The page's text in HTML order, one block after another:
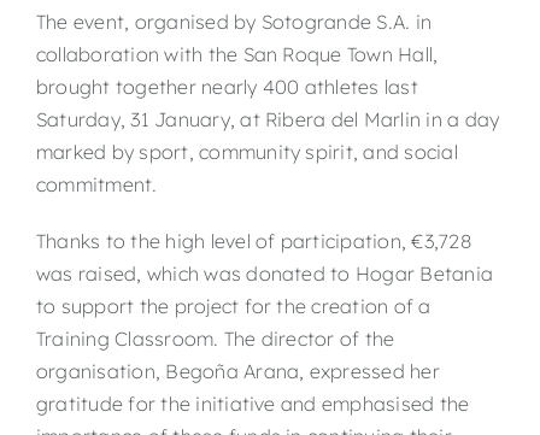
The event, organised by Sotogrande S.A. in
collaboration with the San Roque Town Hall,
brought together nearly 400 athletes last
Saturday, 31 January, at Ribera del Marlin in a day
marked by sport, community spirit, and social
commitment.
Thanks to the high level of participation, €3,728
was raised, which was donated to Hogar Betania
to support the project for the creation of a
Training Classroom. The director of the
organisation, Begoña Arana, expressed her
gratitude for the initiative and emphasised the